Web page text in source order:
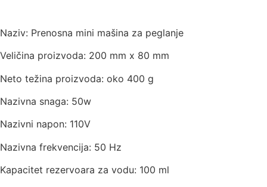
Naziv: Prenosna mini mašina za peglanje
Veličina proizvoda: 200 mm x 80 mm
Neto težina proizvoda: oko 400 g
Nazivna snaga: 50w
Nazivni napon: 110V
Nazivna frekvencija: 50 Hz
Kapacitet rezervoara za vodu: 100 ml